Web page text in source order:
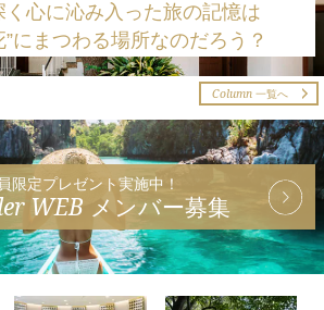
く心に沁み入った旅の記憶は
”にまつわる場所なのだろう？
Column一覧へ
限定プレゼント実施中！
WEB メンバー募集